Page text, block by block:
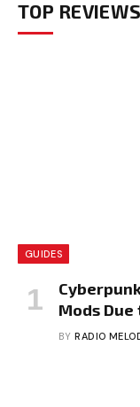
TOP REVIEWS
GUIDES
Mods
BY RADIO